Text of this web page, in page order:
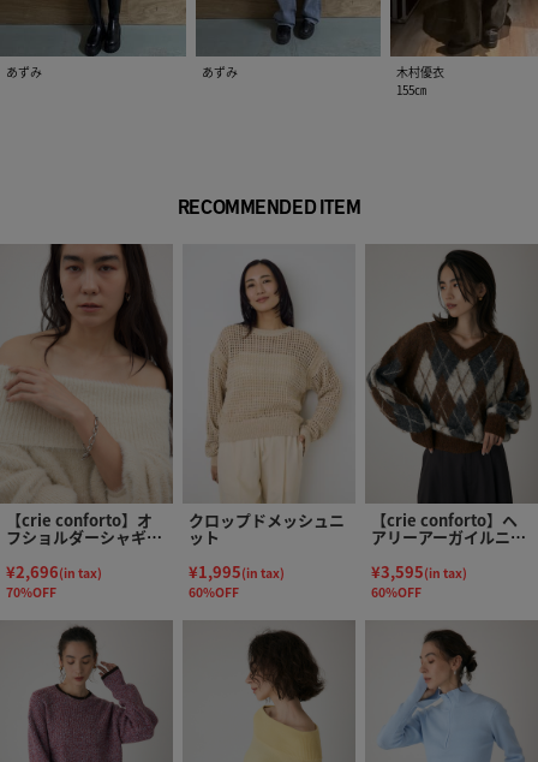
あずみ あずみ
木村優衣
155㎝
RECOMMENDED ITEM
【crie conforto】オ
フショルダーシャギー
ラメニット
¥2,696(in tax)
70%OFF
クロップドメッシュニ
ット
¥1,995(in tax)
60%OFF
【crie conforto】ヘ
アリーアーガイルニッ
ト
¥3,595(in tax)
60%OFF